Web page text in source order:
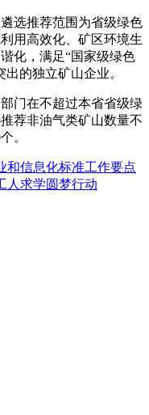
选推荐范围为省级绿色
用高效化、矿区环境生
化，满足“国家级绿色
的独立矿山企业。
门在不超过本省省级绿
荐非油气类矿山数量不
。
和信息化标准工作要点
人求学圆梦行动